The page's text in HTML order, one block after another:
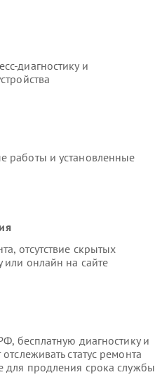
диагностику и
работы и установленные
отсутствие скрытых
или онлайн на сайте
бесплатную диагностику и
статус ремонта
для продления срока службы